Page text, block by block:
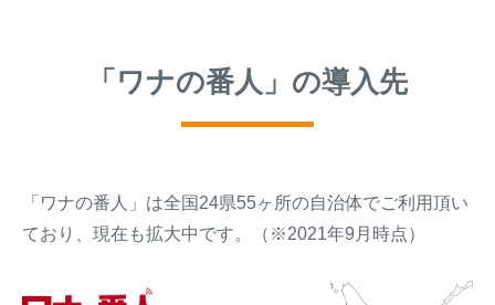
「ワナの番人」の導入先
「ワナの番人」は全国24県55ヶ所の自治体でご利用頂い
ており、現在も拡大中です。（※2021年9月時点）